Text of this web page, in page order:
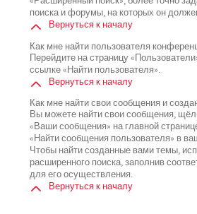
поиска и форумы, на которых он
Вернуться к началу
Как мне найти пользователя
Перейдите на страницу
ссылке «Найти пользователя».
Вернуться к началу
Как мне найти свои сообщения и
Вы можете найти свои сообщения,
«Ваши сообщения» на главной
«Найти сообщения пользователя» в
Чтобы найти созданные вами темы,
расширенного поиска, заполнив
для его осуществления.
Вернуться к началу